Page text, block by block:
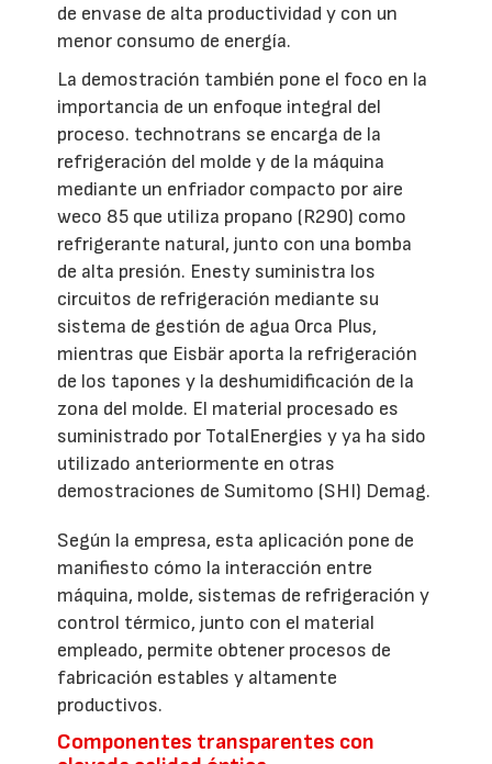
de envase de alta productividad y con un
menor consumo de energía.
La demostración también pone el foco en la
importancia de un enfoque integral del
proceso. technotrans se encarga de la
refrigeración del molde y de la máquina
mediante un enfriador compacto por aire
weco 85 que utiliza propano (R290) como
refrigerante natural, junto con una bomba
de alta presión. Enesty suministra los
circuitos de refrigeración mediante su
sistema de gestión de agua Orca Plus,
mientras que Eisbär aporta la refrigeración
de los tapones y la deshumidificación de la
zona del molde. El material procesado es
suministrado por TotalEnergies y ya ha sido
utilizado anteriormente en otras
demostraciones de Sumitomo (SHI) Demag.
Según la empresa, esta aplicación pone de
manifiesto cómo la interacción entre
máquina, molde, sistemas de refrigeración y
control térmico, junto con el material
empleado, permite obtener procesos de
fabricación estables y altamente
productivos.
Componentes transparentes con